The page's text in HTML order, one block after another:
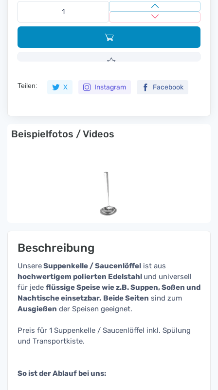
Teilen: X Instagram Facebook
Beispielfotos / Videos
Beschreibung
UnsereSuppenkelle / Saucenlöffel ist aus
hochwertigem polierten Edelstahl und universell
für jede flüssige Speise wie z.B. Suppen, Soßen und
Nachtische einsetzbar. Beide Seiten sind zum
Ausgießen der Speisen geeignet.
Preis für 1 Suppenkelle / Saucenlöffel inkl. Spülung
und Transportkiste.
So ist der Ablauf bei uns: